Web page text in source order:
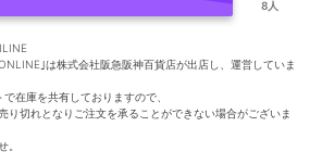
8人
｣は株式会社阪急阪神百貨店が出店し、運営していま
在庫を共有しておりますので、
り切れとなりご注文を承ることができない場合がございま
。